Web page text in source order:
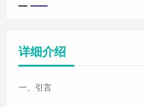
详细介绍
一、引言